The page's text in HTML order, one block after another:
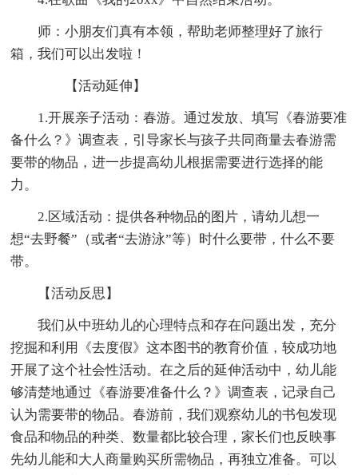
师：小朋友们真有本领，帮助老师整理好了旅行
箱，我们可以出发啦！
【活动延伸】
1.开展亲子活动：春游。通过发放、填写《春游要准
备什么？》调查表，引导家长与孩子共同商量去春游需
要带的物品，进一步提高幼儿根据需要进行选择的能
力。
2.区域活动：提供各种物品的图片，请幼儿想一
想“去野餐”（或者“去游泳”等）时什么要带，什么不要
带。
【活动反思】
我们从中班幼儿的心理特点和存在问题出发，充分
挖掘和利用《去度假》这本图书的教育价值，较成功地
开展了这个社会性活动。在之后的延伸活动中，幼儿能
够清楚地通过《春游要准备什么？》调查表，记录自己
认为需要带的物品。春游前，我们观察幼儿的书包发现
食品和物品的种类、数量都比较合理，家长们也反映事
先幼儿能和大人商量购买所需物品，再独立准备。可以